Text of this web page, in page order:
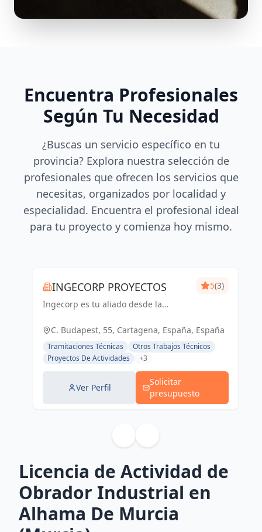
Encuentra Profesionales
Según Tu Necesidad
¿Buscas un servicio específico en tu
provincia? Explora nuestra selección de
profesionales que ofrecen los servicios que
necesitas, organizados por localidad y
especialidad. Encuentra el profesional ideal
para tu proyecto y comienza hoy mismo.
INGECORP PROYECTOS
Ingecorp es tu aliado desde la
proyecto. Especializados en licencias,
proyectos ejecutivos, reformas y
energía solar. Expertos compr...
5(3)
C. Budapest, 55, Cartagena, España, España
Tramitaciones Técnicas
Otros Trabajos Técnicos
Proyectos De Actividades
+3
Ver Perfil
Solicitar
presupuesto
Licencia de Actividad de
Obrador Industrial en
Alhama De Murcia